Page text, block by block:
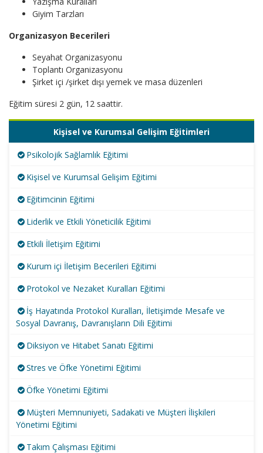
Giyim Tarzları
Organizasyon Becerileri
Seyahat Organizasyonu
Toplantı Organizasyonu
Şirket içi /şirket dışı yemek ve masa düzenleri
Eğitim süresi 2 gün, 12 saattir.
Kişisel ve Kurumsal Gelişim Eğitimleri
Psikolojik Sağlamlık Eğitimi
Kişisel ve Kurumsal Gelişim Eğitimi
Eğitimcinin Eğitimi
Liderlik ve Etkili Yöneticilik Eğitimi
Etkili İletişim Eğitimi
Kurum içi İletişim Becerileri Eğitimi
Protokol ve Nezaket Kuralları Eğitimi
İş Hayatında Protokol Kuralları, İletişimde Mesafe ve
Sosyal Davranış, Davranışların Dili Eğitimi
Diksiyon ve Hitabet Sanatı Eğitimi
Stres ve Öfke Yönetimi Eğitimi
Öfke Yönetimi Eğitimi
Müşteri Memnuniyeti, Sadakati ve Müşteri İlişkileri
Yönetimi Eğitimi
Takım Çalışması Eğitimi